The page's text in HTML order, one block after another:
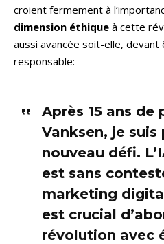
croient fermement à
dimension éthique à cette
aussi avancée soit-elle,
responsable:
Après 15 ans de
Vanksen, je
nouveau défi.
est sans
marketing
est crucial
révolution avec